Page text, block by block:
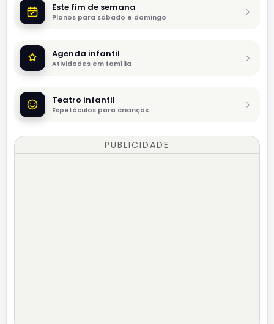
Este fim de semana
Planos para sábado e domingo
Agenda infantil
Atividades em família
Teatro infantil
Espetáculos para crianças
PUBLICIDADE